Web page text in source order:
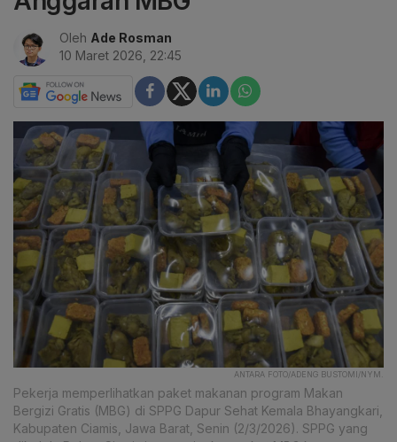
Oleh Ade Rosman
10 Maret 2026, 22:45
ANTARA FOTO/ADENG BUSTOMI/NYM.
Pekerja memperlihatkan paket makanan program Makan
Bergizi Gratis (MBG) di SPPG Dapur Sehat Kemala Bhayangkari,
Kabupaten Ciamis, Jawa Barat, Senin (2/3/2026). SPPG yang